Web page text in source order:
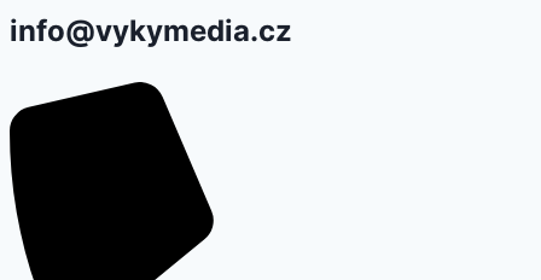
info@vykymedia.cz